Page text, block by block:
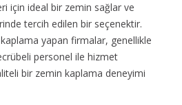
için ideal bir zemin sağlar ve
tercih edilen bir seçenektir.
yapan firmalar, genellikle
personel ile hizmet
bir zemin kaplama deneyimi